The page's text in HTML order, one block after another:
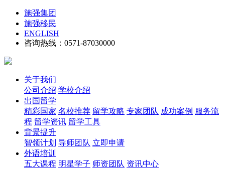
施强集团
施强移民
ENGLISH
咨询热线：0571-87030000
关于我们
公司介绍 学校介绍
出国留学
精彩国家 名校推荐 留学攻略 专家团队 成功案例 服务流
程 留学资讯 留学工具
背景提升
智领计划 导师团队 立即申请
外语培训
五大课程 明星学子 师资团队 资讯中心